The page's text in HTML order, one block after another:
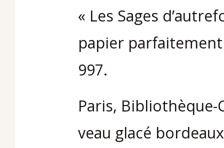
« Les Sages
papier
997.
Paris, Bibliothèque-
veau glacé